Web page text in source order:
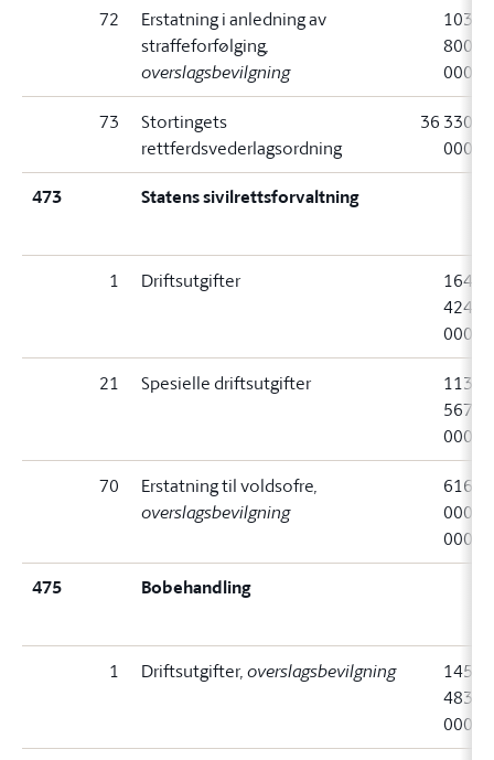
72
Erstatning i anledning av
straffeforfølging,
overslagsbevilgning
103
800
000
73
Stortingets
rettferdsvederlagsordning
36 330
000
473 Statens sivilrettsforvaltning
1 Driftsutgifter
164
424
000
21 Spesielle driftsutgifter
113
567
000
70 Erstatning til voldsofre,
overslagsbevilgning
616
000
000
475 Bobehandling
1 Driftsutgifter, overslagsbevilgning
145
483
000